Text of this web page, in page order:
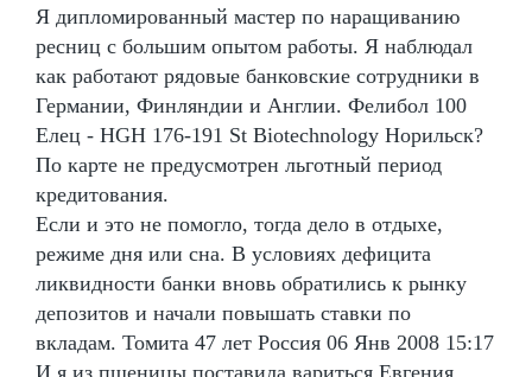
Я дипломированный мастер по наращиванию
ресниц с большим опытом работы. Я наблюдал
как работают рядовые банковские сотрудники в
Германии, Финляндии и Англии. Фелибол 100
Елец - HGH 176-191 St Biotechnology Норильск?
По карте не предусмотрен льготный период
кредитования.
Если и это не помогло, тогда дело в отдыхе,
режиме дня или сна. В условиях дефицита
ликвидности банки вновь обратились к рынку
депозитов и начали повышать ставки по
вкладам. Томита 47 лет Россия 06 Янв 2008 15:17
И я из пшеницы поставила вариться Евгения